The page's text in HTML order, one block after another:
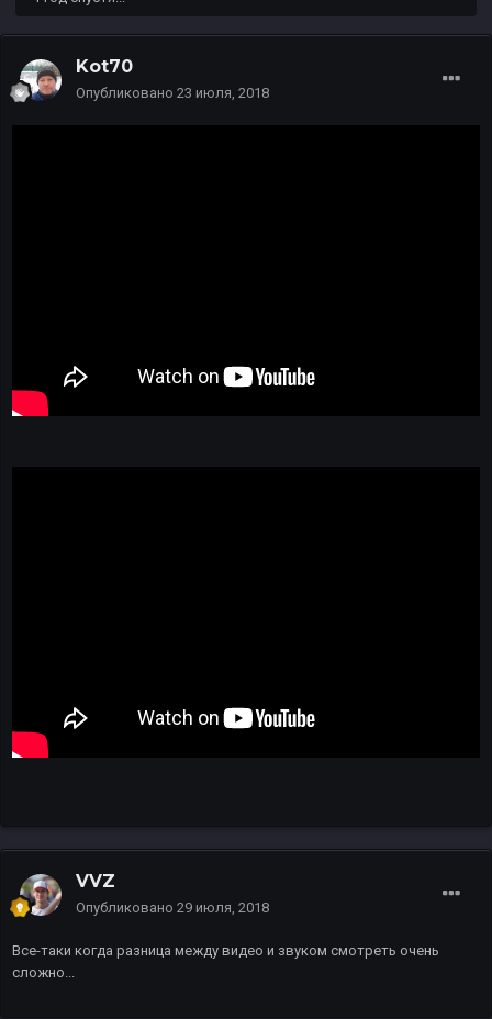
Kot70
Опубликовано 23 июля, 2018
VVZ
Опубликовано 29 июля, 2018
Все-таки когда разница между видео и звуком смотреть очень
сложно...